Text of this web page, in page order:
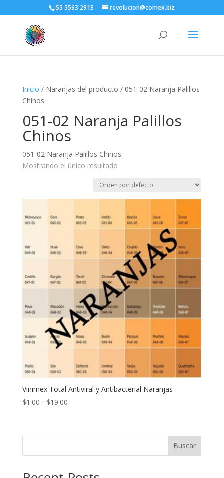
55 5563 2913 revolucion@comex.biz
Inicio / Naranjas del producto / 051-02 Naranja Palillos
Chinos
051-02 Naranja Palillos
Chinos
051-02 Naranja Palillos Chinos
Mostrando el único resultado
Vinimex Total Antiviral y Antibacterial Naranjas
$1.00 - $19.00Rango
desde
Buscar